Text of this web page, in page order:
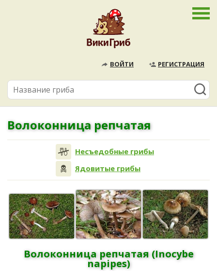
ВОЙТИ РЕГИСТРАЦИЯ
Волоконница репчатая
Несъедобные грибы
Ядовитые грибы
Волоконница репчатая (Inocybe
napipes)